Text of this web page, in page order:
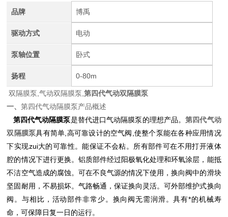
品牌 博禹
驱动方式 电动
泵轴位置 卧式
扬程 0-80m
双隔膜泵,气动双隔膜泵,第四代气动双隔膜泵
一、第四代气动隔膜泵产品概述
第四代气动隔膜泵是替代进口气动隔膜泵的理想产品。第四代气动
双隔膜泵具有简单,高可靠设计的空气阀,使整个泵能在各种应用情况
下实现zui大的可靠性。能保证不会粘。所有部件可在不用打开液体
腔的情况下进行更换。铝质部件经过阳极氧化处理和环氧涂层，能抵
不洁空气造成的腐蚀。可在不良气源的情况下使用，换向阀中的滑块
坚固耐用，不易损坏。气路畅通，保证换向灵活。可外部维护式换向
阀。与相比，活动部件非常少。换向阀无需润滑。具有*的机械寿
命，可保障日复一日的运行。